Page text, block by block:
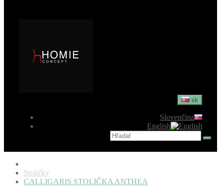
sk
Slovenčina
English
Stoličky
CALLIGARIS STOLIČKA ANTHEA